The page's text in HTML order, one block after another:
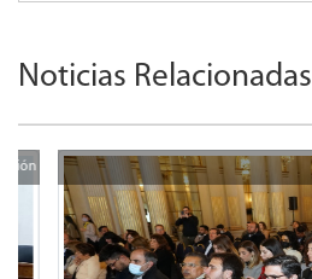
Noticias Relacionadas